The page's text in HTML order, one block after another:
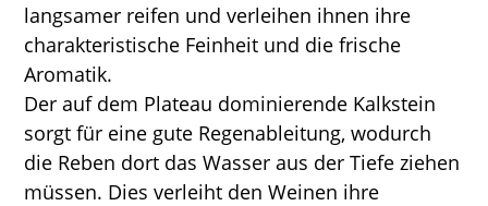
langsamer reifen und verleihen ihnen ihre
charakteristische Feinheit und die frische
Aromatik.
Der auf dem Plateau dominierende Kalkstein
sorgt für eine gute Regenableitung, wodurch
die Reben dort das Wasser aus der Tiefe ziehen
müssen. Dies verleiht den Weinen ihre